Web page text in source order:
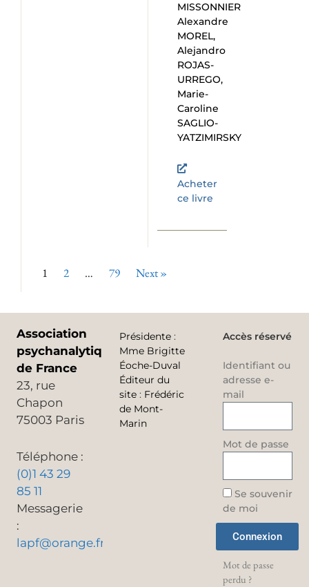
MISSONNIER
Alexandre
MOREL,
Alejandro
ROJAS-
URREGO,
Marie-
Caroline
SAGLIO-
YATZIMIRSKY
Acheter
ce livre
1 2 … 79 Next »
Association
psychanalytique
de France
23, rue
Chapon
75003 Paris
Téléphone :
(0)1 43 29
85 11
Messagerie
:
lapf@orange.fr
Présidente :
Mme Brigitte
Éoche-Duval
Éditeur du
site : Frédéric
de Mont-
Marin
Accès réservé
Identifiant ou
adresse e-
mail
Mot de passe
Se souvenir
de moi
Connexion
Mot de passe
perdu ?